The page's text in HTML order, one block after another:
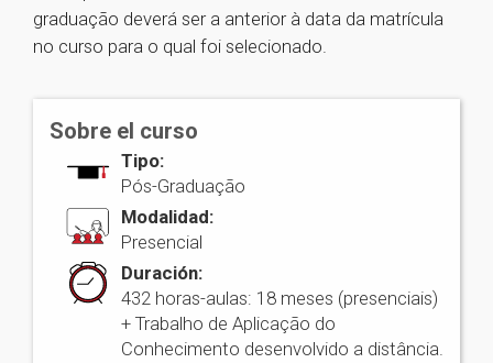
graduação deverá ser a anterior à data da matrícula
no curso para o qual foi selecionado.
Sobre el curso
Tipo:
Pós-Graduação
Modalidad:
Presencial
Duración:
432 horas-aulas: 18 meses (presenciais)
+ Trabalho de Aplicação do
Conhecimento desenvolvido a distância.